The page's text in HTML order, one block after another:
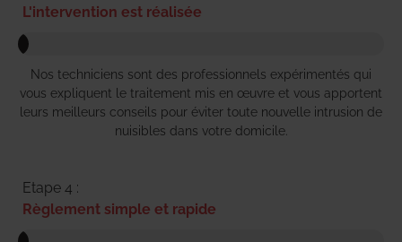
L'intervention est réalisée
Nos techniciens sont des professionnels expérimentés qui
vous expliquent le traitement mis en œuvre et vous apportent
leurs meilleurs conseils pour éviter toute nouvelle intrusion de
nuisibles dans votre domicile.
Etape 4 :
Règlement simple et rapide